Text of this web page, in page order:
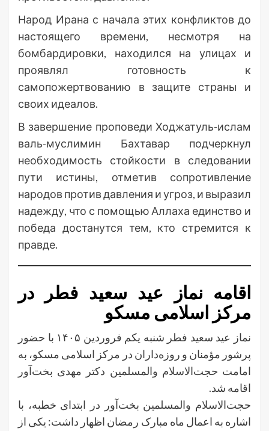
Народ Ирана с начала этих конфликтов до
настоящего времени, несмотря на
бомбардировки, находился на улицах и
проявлял готовность к
самопожертвованию в защите страны и
своих идеалов.
В завершение проповеди Ходжатуль-ислам
валь-муслимин Бахтавар подчеркнул
необходимость стойкости в следовании
пути истины, отметив сопротивление
народов против давления и угроз, и выразил
надежду, что с помощью Аллаха единство и
победа достанутся тем, кто стремится к
правде.
اقامه نماز عید سعید فطر در
مرکز اسلامی مسکو
نماز عید سعید فطر شنبه یکم فروردین ۱۴۰۵ با حضور
پرشور مؤمنان و روزه‌داران در مرکز اسلامی مسکو، به
امامت حجت‌الاسلام والمسلمین دکتر مهدی بخت‌آور
اقامه شد.
حجت‌الاسلام والمسلمین بخت‌آور در ابتدای خطبه، با
اشاره به اعمال ماه مبارک رمضان اظهار داشت: یکی از